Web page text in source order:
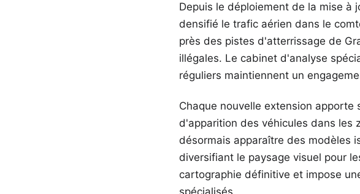
Depuis le déploiement de la mise à
densifié le trafic aérien dans le
près des pistes d'atterrissage de
illégales. Le cabinet d'analyse
réguliers maintiennent un
Chaque nouvelle extension
d'apparition des véhicules dans les
désormais apparaître des modèles
diversifiant le paysage visuel pour
cartographie définitive et impose
spécialisés.